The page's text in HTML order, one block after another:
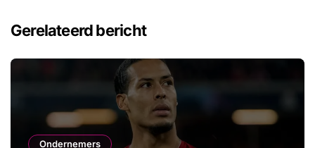
Gerelateerd bericht
Ondernemers